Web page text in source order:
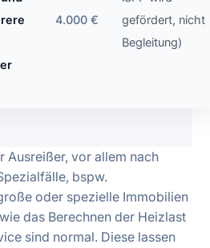
4.000 €
gefördert, nicht
Begleitung)
Ausreißer, vor allem nach
bspw.
oder spezielle Immobilien
das Berechnen der Heizlast
sind normal. Diese lassen